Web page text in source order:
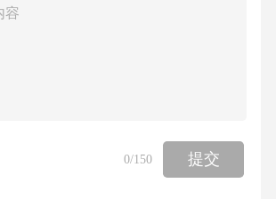
0/150 提交